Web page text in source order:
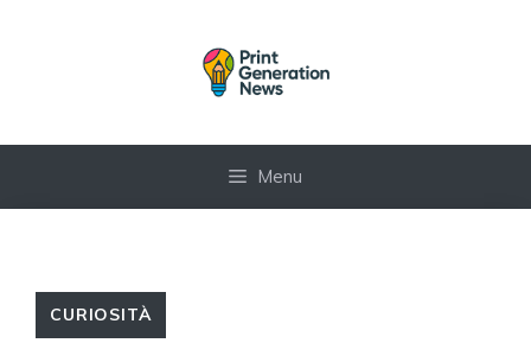
Menu
CURIOSITÀ